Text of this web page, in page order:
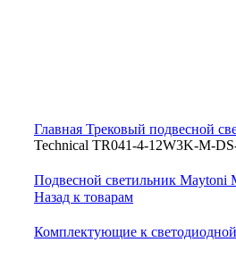
Главная Трековый подвесной
Technical TR041-4-12W3K-M-
Подвесной светильник Maytoni
Назад к товарам
Комплектующие к